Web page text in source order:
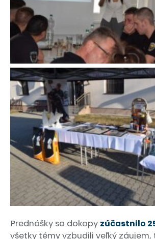
Prednášky sa dokopy zúčastnilo
všetky témy vzbudili veľký záujem,